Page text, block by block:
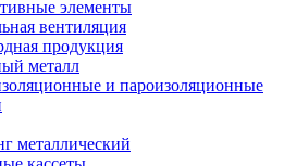
элементы
вентиляция
продукция
металл
и пароизоляционные
металлический